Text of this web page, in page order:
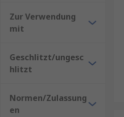
RS verfügt über eine
Zur Verwendung
mit
Geschlitzt/ungesc
hlitzt
Normen/Zulassung
en